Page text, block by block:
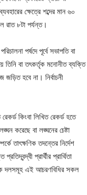
ক্ষেত্রে শব্দের মান ৬০
রাত ৮টা পর্যন্ত।
পর্ষদে পূর্বে সভাপতি বা
তিনি বা তৎকর্তৃক মনোনীত ব্যক্তি
হবে না। নির্বাচনী
কিংবা লিখিত রেকর্ড হতে
করেছে বা লঙ্ঘনের চেষ্টা
তাৎক্ষণিক তদন্তের নির্দেশ
প্রার্থীর প্রার্থিতা
দলসমূহ এই আচরণবিধির সকল